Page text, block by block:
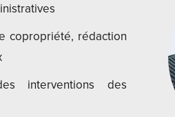
copropriété, rédaction
interventions des